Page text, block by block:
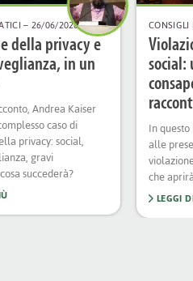
– 26/06/2026
della privacy e
in un
Andrea Kaiser
caso di
privacy: social,
gravi
succederà?
CONSIGLI
social:
In
alle
che
LEGGI